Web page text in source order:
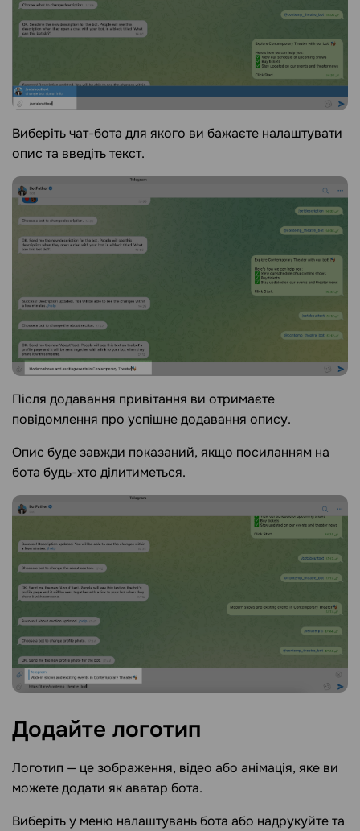
Виберіть чат-бота для якого ви бажаєте налаштувати
опис та введіть текст.
Після додавання привітання ви отримаєте
повідомлення про успішне додавання опису.
Опис буде завжди показаний, якщо посиланням на
бота будь-хто ділитиметься.
Додайте логотип
Логотип — це зображення, відео або анімація, яке ви
можете додати як аватар бота.
Виберіть у меню налаштувань бота або надрукуйте та